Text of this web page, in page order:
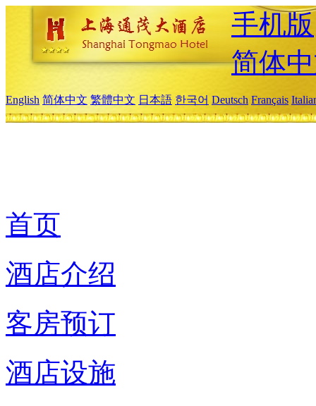
手机版
简体
English 简体中文 繁體中文 日本語 한국어 Deutsch Français
首页
酒店介绍
客房预订
酒店设施